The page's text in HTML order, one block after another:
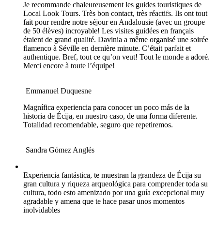
Je recommande chaleureusement les guides touristiques de
Local Look Tours. Très bon contact, très réactifs. Ils ont tout
fait pour rendre notre séjour en Andalousie (avec un groupe
de 50 élèves) incroyable! Les visites guidées en français
étaient de grand qualité. Davinia a même organisé une soirée
flamenco à Séville en dernière minute. C’était parfait et
authentique. Bref, tout ce qu’on veut! Tout le monde a adoré.
Merci encore à toute l’équipe!
Emmanuel Duquesne
Magnífica experiencia para conocer un poco más de la
historia de Écija, en nuestro caso, de una forma diferente.
Totalidad recomendable, seguro que repetiremos.
Sandra Gómez Anglés
Experiencia fantástica, te muestran la grandeza de Écija su
gran cultura y riqueza arqueológica para comprender toda su
cultura, todo esto amenizado por una guía excepcional muy
agradable y amena que te hace pasar unos momentos
inolvidables